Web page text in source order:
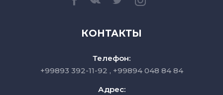
КОНТАКТЫ
Телефон:
+99893 392-11-92
+99894 048 84 84
Адрес: